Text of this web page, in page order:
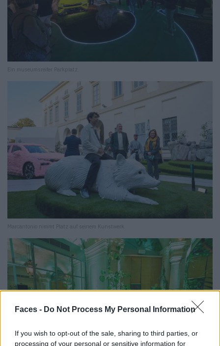
Faces - Do Not Process My Personal Information
If you wish to opt-out of the sale, sharing to third parties, or
processing of your personal or sensitive information for
Ein museumsreifer Parkplatz.
Marcantonio nimmt Platz auf seinem Kunstwerk.